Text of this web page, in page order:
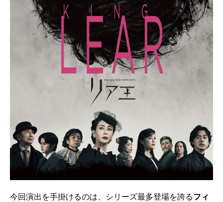
今回演出を手掛けるのは、シリーズ最多登場を誇るフィ